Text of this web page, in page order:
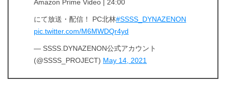
Amazon Prime Video | 24:00
にて放送・配信！ PC北林#SSSS_DYNAZENON
pic.twitter.com/M6MWDQr4yd
— SSSS.DYNAZENON公式アカウント
(@SSSS_PROJECT) May 14, 2021